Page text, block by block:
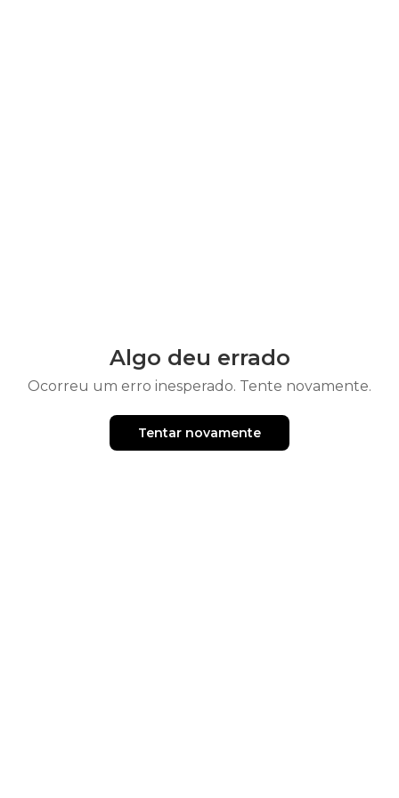
Algo deu errado
Ocorreu um erro inesperado. Tente novamente.
Tentar novamente